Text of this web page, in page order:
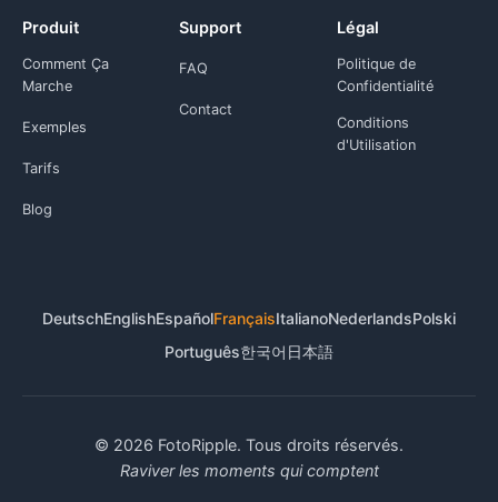
Produit
Comment Ça
Marche
Exemples
Tarifs
Blog
Support
FAQ
Contact
Légal
Politique de
Confidentialité
Conditions
d'Utilisation
DeutschEnglishEspañolFrançaisItalianoNederlandsPolski
Português한국어 日本語
© 2026 FotoRipple. Tous droits réservés.
Raviver les moments qui comptent